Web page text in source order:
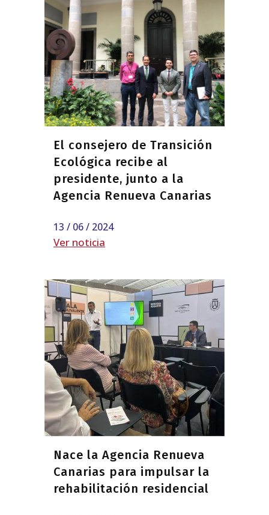
El consejero de Transición
Ecológica recibe al
presidente, junto a la
Agencia Renueva Canarias
13 / 06 / 2024
Ver noticia
Nace la Agencia Renueva
Canarias para impulsar la
rehabilitación residencial